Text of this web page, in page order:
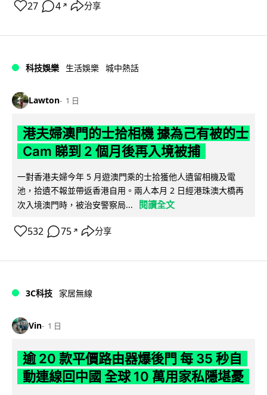
27 4 ↗ 分享
科技娛樂 生活娛樂 城中熱話
Lawton 1 日
港夫婦澳門的士拾相機 據為己有被的士
Cam 睇到 2 個月後再入境被捕
一對香港夫婦今年 5 月遊澳門乘的士拾獲他人遺留相機及電
池，拾遺不報並帶返香港自用。兩人本月 2 日經港珠澳大橋再
次入境澳門時，被治安警察局...
閱讀全文
532 75 ↗ 分享
3C科技 家居無線
Vin 1 日
逾 20 款平價路由器爆後門 每 35 秒自
動連線回中國 全球 10 萬用家私隱堪憂